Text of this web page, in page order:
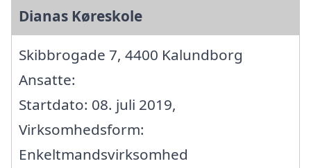
Dianas Køreskole
Skibbrogade 7, 4400 Kalundborg
Ansatte:
Startdato: 08. juli 2019,
Virksomhedsform:
Enkeltmandsvirksomhed